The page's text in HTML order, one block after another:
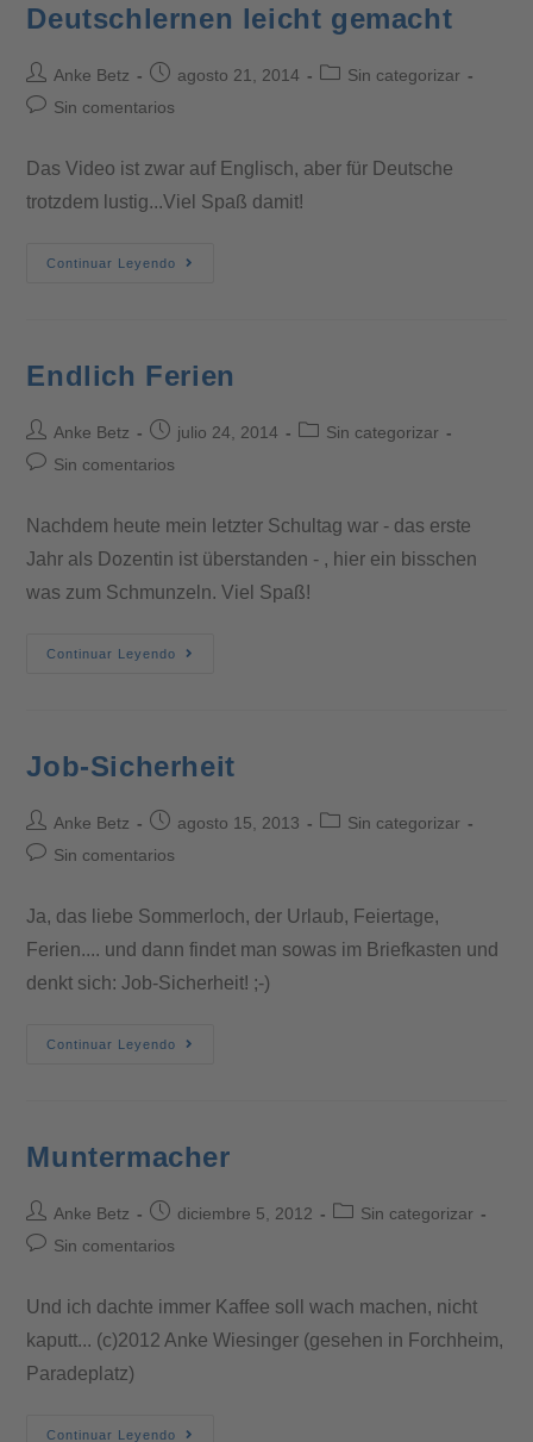
Deutschlernen leicht gemacht
Anke Betz agosto 21, 2014
Sin categorizar
Sin comentarios
Das Video ist zwar auf Englisch, aber für Deutsche
trotzdem lustig...Viel Spaß damit!
Continuar Leyendo
Endlich Ferien
Anke Betz julio 24, 2014
Sin categorizar
Sin comentarios
Nachdem heute mein letzter Schultag war - das erste
Jahr als Dozentin ist überstanden - , hier ein bisschen
was zum Schmunzeln. Viel Spaß!
Continuar Leyendo
Job-Sicherheit
Anke Betz agosto 15, 2013
Sin categorizar
Sin comentarios
Ja, das liebe Sommerloch, der Urlaub, Feiertage,
Ferien.... und dann findet man sowas im Briefkasten und
denkt sich: Job-Sicherheit! ;-)
Continuar Leyendo
Muntermacher
Anke Betz diciembre 5, 2012
Sin categorizar
Sin comentarios
Und ich dachte immer Kaffee soll wach machen, nicht
kaputt... (c)2012 Anke Wiesinger (gesehen in Forchheim,
Paradeplatz)
Continuar Leyendo